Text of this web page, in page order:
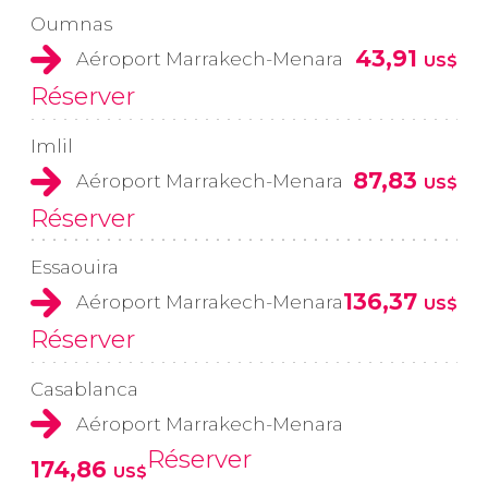
Oumnas
Aéroport Marrakech-Menara
43,91 US$
Réserver
Imlil
Aéroport Marrakech-Menara 87,83 US$
Réserver
Essaouira
Aéroport Marrakech-Menara136,37 US$
Réserver
Casablanca
Aéroport Marrakech-Menara
174,86 US$Réserver